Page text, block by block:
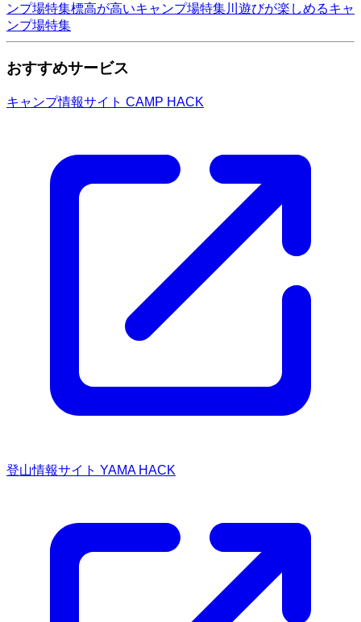
ンプ場特集標高が高いキャンプ場特集川遊びが楽しめるキャ
ンプ場特集
おすすめサービス
キャンプ情報サイト CAMP HACK
登山情報サイト YAMA HACK